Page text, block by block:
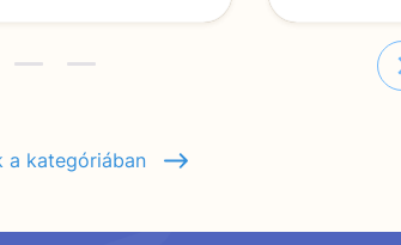
a kategóriában